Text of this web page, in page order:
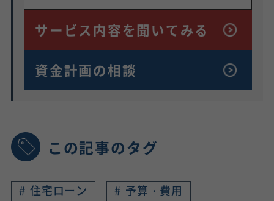
サービス内容を聞いてみる
資金計画の相談
この記事のタグ
# 住宅ローン # 予算・費用